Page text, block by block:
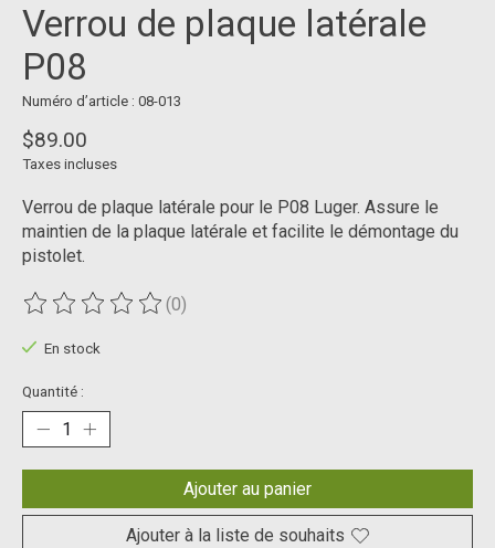
Verrou de plaque latérale
P08
Numéro d’article : 08-013
$89.00
Taxes incluses
Verrou de plaque latérale pour le P08 Luger. Assure le
maintien de la plaque latérale et facilite le démontage du
pistolet.
Ce produit est évalué à
(0)
En stock
Quantité :
Ajouter au panier
Ajouter à la liste de souhaits